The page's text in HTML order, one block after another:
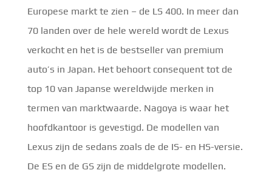
Europese markt te zien – de LS 400. In meer dan
70 landen over de hele wereld wordt de Lexus
verkocht en het is de bestseller van premium
auto’s in Japan. Het behoort consequent tot de
top 10 van Japanse wereldwijde merken in
termen van marktwaarde. Nagoya is waar het
hoofdkantoor is gevestigd. De modellen van
Lexus zijn de sedans zoals de de IS- en HS-versie.
De ES en de GS zijn de middelgrote modellen.